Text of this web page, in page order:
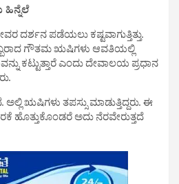
ದರ್ಶನ ಪಡೆಯಲು ಕಷ್ಟವಾಗುತ್ತಿತ್ತು.
ಗೌತಮ ಋಷಿಗಳು ಆವತಿಯಲ್ಲಿ
ಕಟ್ಟುತ್ತಾರೆ ಎಂದು ದೇವಾಲಯ ಪ್ರಧಾನ
ಋಷಿಗಳು ತಪಸ್ಸು ಮಾಡುತ್ತಿದ್ದರು. ಈ
ಹೊತ್ತುಕೊಂಡರೆ ಅದು ನೆರವೇರುತ್ತದೆ